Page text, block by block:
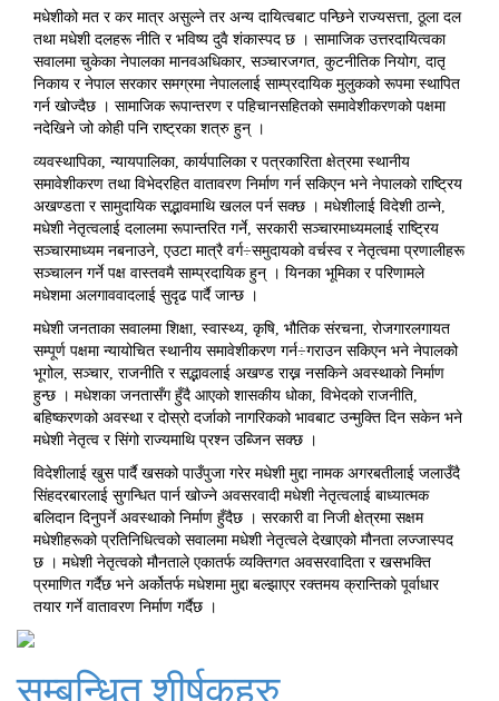
मधेशीको मत र कर मात्र असुल्ने तर अन्य दायित्वबाट पन्छिने राज्यसत्ता, ठूला दल
तथा मधेशी दलहरू नीति र भविष्य दुवै शंकास्पद छ । सामाजिक उत्तरदायित्वका
सवालमा चुकेका नेपालका मानवअधिकार, सञ्चारजगत, कुटनीतिक नियोग, दातृ
निकाय र नेपाल सरकार समग्रमा नेपाललाई साम्प्रदायिक मुलुकको रूपमा स्थापित
गर्न खोज्दैछ । सामाजिक रूपान्तरण र पहिचानसहितको समावेशीकरणको पक्षमा
नदेखिने जो कोही पनि राष्ट्रका शत्रु हुन् ।
व्यवस्थापिका, न्यायपालिका, कार्यपालिका र पत्रकारिता क्षेत्रमा स्थानीय
समावेशीकरण तथा विभेदरहित वातावरण निर्माण गर्न सकिएन भने नेपालको राष्ट्रिय
अखण्डता र सामुदायिक सद्भावमाथि खलल पर्न सक्छ । मधेशीलाई विदेशी ठान्ने,
मधेशी नेतृत्वलाई दलालमा रूपान्तरित गर्ने, सरकारी सञ्चारमाध्यमलाई राष्ट्रिय
सञ्चारमाध्यम नबनाउने, एउटा मात्रै वर्ग÷समुदायको वर्चस्व र नेतृत्वमा प्रणालीहरू
सञ्चालन गर्ने पक्ष वास्तवमै साम्प्रदायिक हुन् । यिनका भूमिका र परिणामले
मधेशमा अलगाववादलाई सुदृढ पार्दै जान्छ ।
मधेशी जनताका सवालमा शिक्षा, स्वास्थ्य, कृषि, भौतिक संरचना, रोजगारलगायत
सम्पूर्ण पक्षमा न्यायोचित स्थानीय समावेशीकरण गर्न÷गराउन सकिएन भने नेपालको
भूगोल, सञ्चार, राजनीति र सद्भावलाई अखण्ड राख्न नसकिने अवस्थाको निर्माण
हुन्छ । मधेशका जनतासँग हुँदै आएको शासकीय धोका, विभेदको राजनीति,
बहिष्करणको अवस्था र दोस्रो दर्जाको नागरिकको भावबाट उन्मुक्ति दिन सकेन भने
मधेशी नेतृत्व र सिंगो राज्यमाथि प्रश्न उब्जिन सक्छ ।
विदेशीलाई खुस पार्दै खसको पाउँपुजा गरेर मधेशी मुद्दा नामक अगरबतीलाई जलाउँदै
सिंहदरबारलाई सुगन्धित पार्न खोज्ने अवसरवादी मधेशी नेतृत्वलाई बाध्यात्मक
बलिदान दिनुपर्ने अवस्थाको निर्माण हुँदैछ । सरकारी वा निजी क्षेत्रमा सक्षम
मधेशीहरूको प्रतिनिधित्वको सवालमा मधेशी नेतृत्वले देखाएको मौनता लज्जास्पद
छ । मधेशी नेतृत्वको मौनताले एकातर्फ व्यक्तिगत अवसरवादिता र खसभक्ति
प्रमाणित गर्दैछ भने अर्कोतर्फ मधेशमा मुद्दा बल्झाएर रक्तमय क्रान्तिको पूर्वाधार
तयार गर्ने वातावरण निर्माण गर्दैछ ।
सम्बन्धित शीर्षकहरु